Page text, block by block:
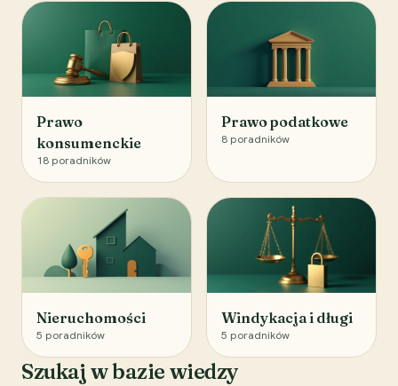
Prawo
konsumenckie
18 poradników
Prawo podatkowe
8 poradników
Nieruchomości
5 poradników
Windykacja i długi
5 poradników
Szukaj w bazie wiedzy